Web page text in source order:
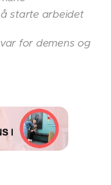
starte arbeidet
for demens og